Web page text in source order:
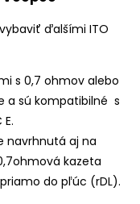
ďalšími ITO
s 0,7 ohmov alebo
a sú kompatibilné s
navrhnutá aj na
kazeta
do pľúc (rDL).